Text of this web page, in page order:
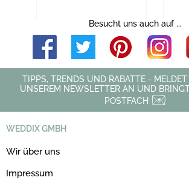
Besucht uns auch auf ...
TIPPS, TRENDS UND RABATTE -
UNSEREM NEWSLETTER AN UND
POSTFACH
WEDDIX GMBH
Wir über uns
Impressum